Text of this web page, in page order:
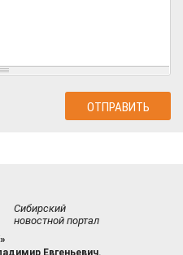
Сибирский
новостной портал
Евгеньевич.